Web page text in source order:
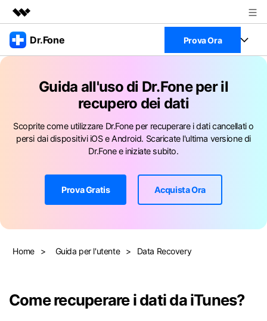
Prodotti in evidenza
Panoramica
Sala stampa
Dr.Fone Prova Ora
Visualizza il Full Toolkit >
Per Desktop
Strumenti Online
Visualizza Tutte Le App
Recupero dati Android
Scopri & Supporto
Scopri
Chiedi Aiuto
Protezione Telefono
Accedi
Guida all'uso di Dr.Fone per il
recupero dei dati
Scoprite come utilizzare Dr.Fone per recuperare i dati cancellati o
persi dai dispositivi iOS e Android. Scaricate l'ultima versione di
Dr.Fone e iniziate subito.
Prova Gratis Acquista Ora
Home > Guida per l'utente > Data Recovery
Come recuperare i dati da iTunes?